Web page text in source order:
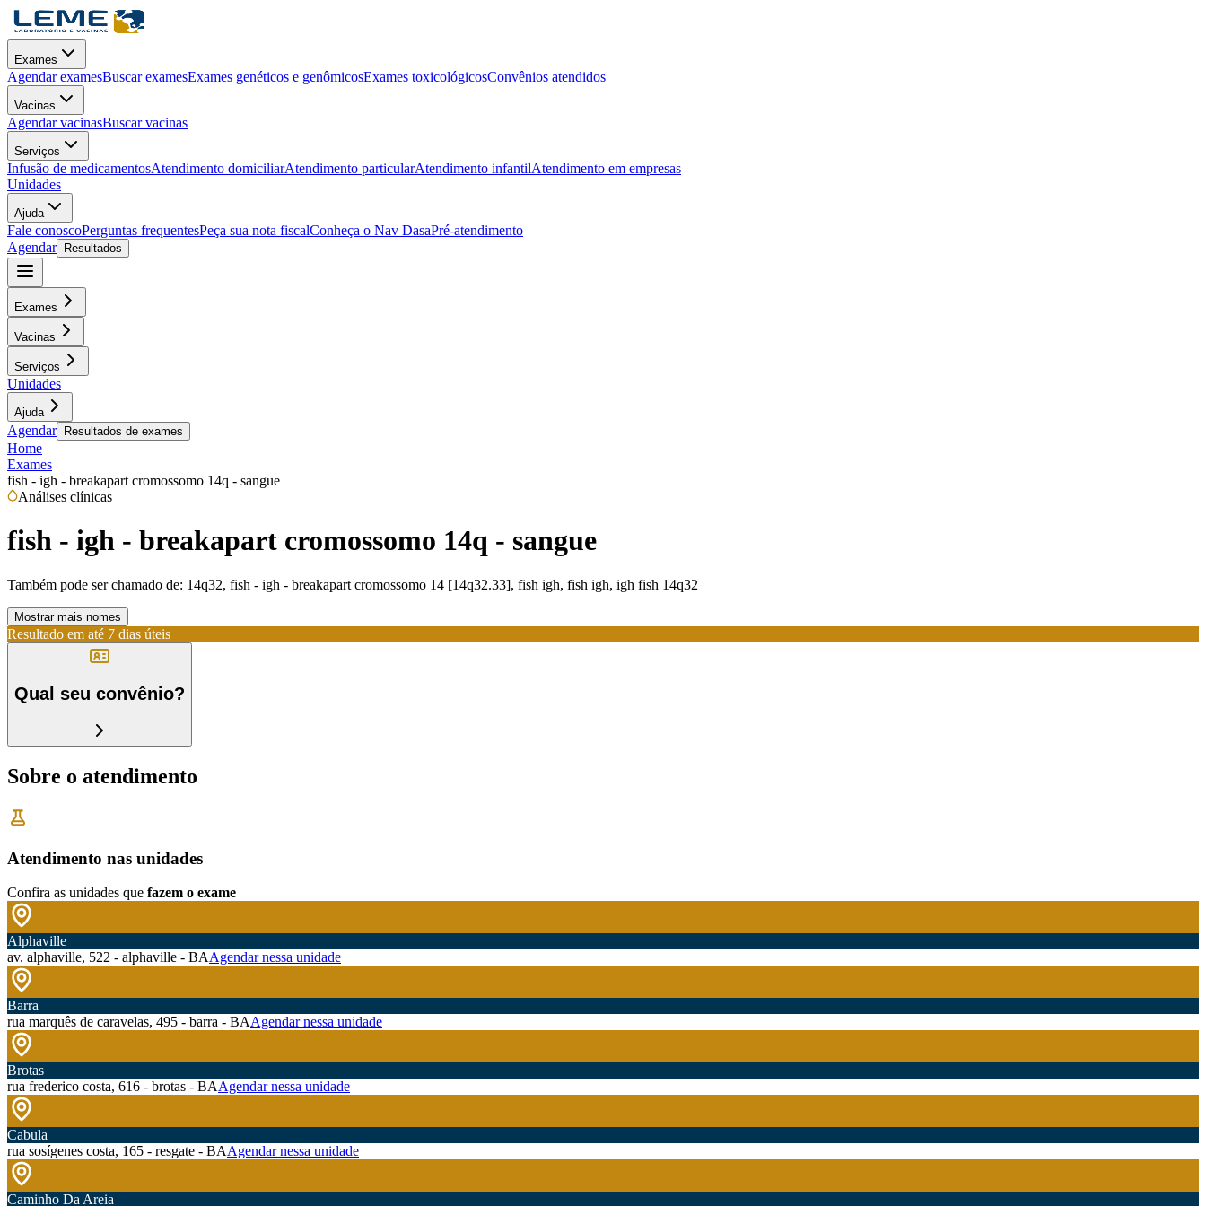
Exames
Agendar examesBuscar examesExames genéticos e genômicosExames toxicológicosConvênios atendidos
Vacinas
Agendar vacinasBuscar vacinas
Serviços
Infusão de medicamentosAtendimento domiciliarAtendimento particularAtendimento infantilAtendimento em empresas
Unidades
Ajuda
Fale conoscoPerguntas frequentesPeça sua nota fiscalConheça o Nav DasaPré-atendimento
Agendar
Resultados
Exames
Vacinas
Serviços
Unidades
Ajuda
Agendar Resultados de exames
Home
Exames
fish - igh - breakapart cromossomo 14q - sangue
Análises clínicas
fish - igh - breakapart cromossomo 14q - sangue
Também pode ser chamado de: 14q32, fish - igh - breakapart cromossomo 14 [14q32.33], fish igh, fish igh, igh fish 14q32
Mostrar mais nomes
Resultado em até 7 dias úteis
Qual seu convênio?
Sobre o atendimento
Atendimento nas unidades
Confira as unidades que fazem o exame
Alphaville
av. alphaville, 522 - alphaville - BAAgendar nessa unidade
Barra
rua marquês de caravelas, 495 - barra - BAAgendar nessa unidade
Brotas
rua frederico costa, 616 - brotas - BAAgendar nessa unidade
Cabula
rua sosígenes costa, 165 - resgate - BAAgendar nessa unidade
Caminho Da Areia